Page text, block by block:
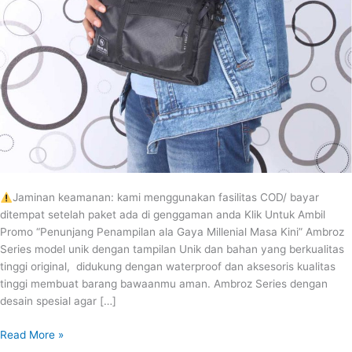
Jaminan keamanan: kami menggunakan fasilitas COD/ bayar
ditempat setelah paket ada di genggaman anda Klik Untuk Ambil
Promo “Penunjang Penampilan ala Gaya Millenial Masa Kini” Ambroz
Series model unik dengan tampilan Unik dan bahan yang berkualitas
tinggi original, didukung dengan waterproof dan aksesoris kualitas
tinggi membuat barang bawaanmu aman. Ambroz Series dengan
desain spesial agar […]
Read More »